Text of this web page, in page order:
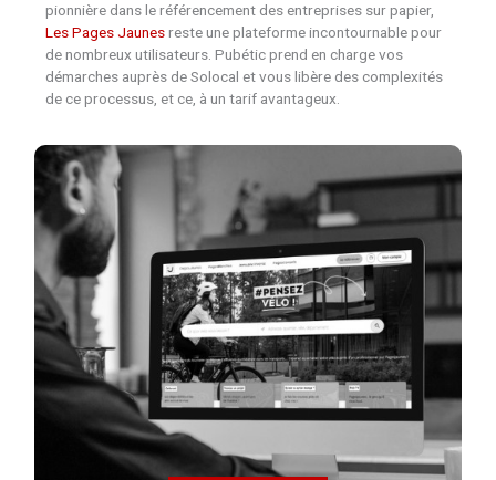
pionnière dans le référencement des entreprises sur papier,
Les Pages Jaunesreste une plateforme incontournable pour
de nombreux utilisateurs. Pubétic prend en charge vos
démarches auprès de Solocal et vous libère des complexités
de ce processus, et ce, à un tarif avantageux.